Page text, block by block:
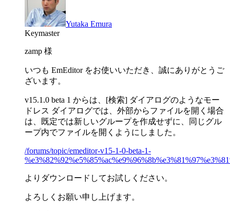
Yutaka Emura
Keymaster
zamp 様
いつも EmEditor をお使いいただき、誠にありがとうご
ざいます。
v15.1.0 beta 1 からは、[検索] ダイアログのようなモー
ドレス ダイアログでは、外部からファイルを開く場合
は、既定では新しいグループを作成せずに、同じグル
ープ内でファイルを開くようにしました。
/forums/topic/emeditor-v15-1-0-beta-1-
よりダウンロードしてお試しください。
よろしくお願い申し上げます。